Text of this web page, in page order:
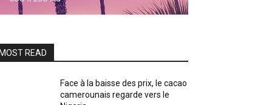
READ
Face à la baisse des prix, le cacao
camerounais regarde vers le